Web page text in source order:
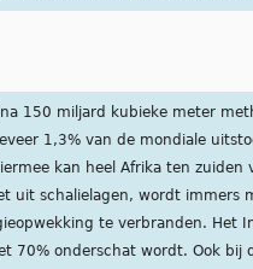
150 miljard kubieke meter
1,3% van de mondiale
kan heel Afrika ten zuiden
uit schalielagen, wordt immers
te verbranden. Het
70% onderschat wordt. Ook bij